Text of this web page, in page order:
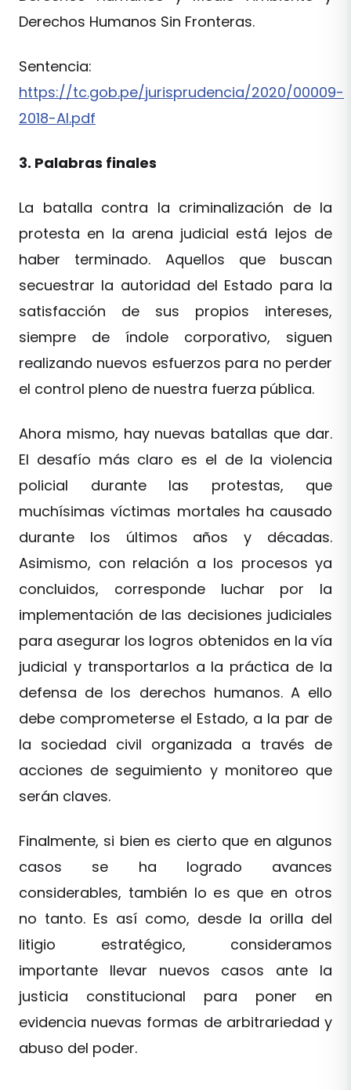
Derechos Humanos Sin Fronteras.
Sentencia:
https://tc.gob.pe/jurisprudencia/2020/00009-
2018-AI.pdf
3. Palabras finales
La batalla contra la criminalización de la
protesta en la arena judicial está lejos de
haber terminado. Aquellos que buscan
secuestrar la autoridad del Estado para la
satisfacción de sus propios intereses,
siempre de índole corporativo, siguen
realizando nuevos esfuerzos para no perder
el control pleno de nuestra fuerza pública.
Ahora mismo, hay nuevas batallas que dar.
El desafío más claro es el de la violencia
policial durante las protestas, que
muchísimas víctimas mortales ha causado
durante los últimos años y décadas.
Asimismo, con relación a los procesos ya
concluidos, corresponde luchar por la
implementación de las decisiones judiciales
para asegurar los logros obtenidos en la vía
judicial y transportarlos a la práctica de la
defensa de los derechos humanos. A ello
debe comprometerse el Estado, a la par de
la sociedad civil organizada a través de
acciones de seguimiento y monitoreo que
serán claves.
Finalmente, si bien es cierto que en algunos
casos se ha logrado avances
considerables, también lo es que en otros
no tanto. Es así como, desde la orilla del
litigio estratégico, consideramos
importante llevar nuevos casos ante la
justicia constitucional para poner en
evidencia nuevas formas de arbitrariedad y
abuso del poder.